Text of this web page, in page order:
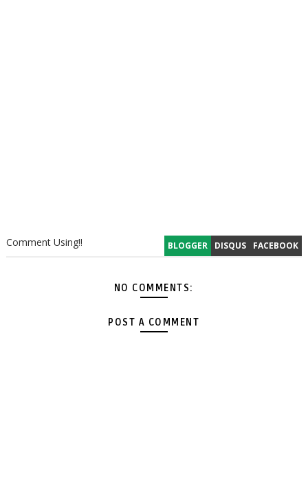
BLOGGER DISQUS FACEBOOK
Comment Using!!
NO COMMENTS:
POST A COMMENT